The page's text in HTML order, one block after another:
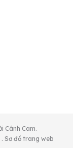
Cánh Cam.
. Sơ đồ trang web